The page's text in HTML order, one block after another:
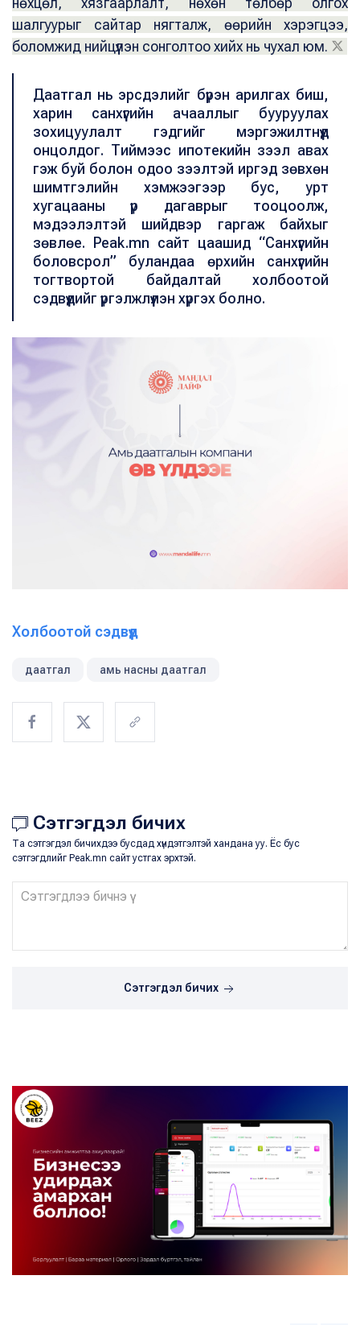
шалгуурыг сайтар нягталж, өөрийн хэрэгцээ,
боломжид нийцүүлэн сонголтоо хийх нь чухал юм.
Даатгал нь эрсдэлийг бүрэн арилгах биш,
харин санхүүгийн ачааллыг бууруулах
зохицуулалт гэдгийг мэргэжилтнүүд
онцолдог. Тиймээс ипотекийн зээл авах
гэж буй болон одоо зээлтэй иргэд зөвхөн
шимтгэлийн хэмжээгээр бус, урт
хугацааны үр дагаврыг тооцоолж,
мэдээлэлтэй шийдвэр гаргаж байхыг
зөвлөе. Peak.mn сайт цаашид “Санхүүгийн
боловсрол” буландаа өрхийн санхүүгийн
тогтвортой байдалтай холбоотой
сэдвүүдийг үргэлжлүүлэн хүргэх болно.
Холбоотой сэдвүүд
даатгал амь насны даатгал
Сэтгэгдэл бичих
Та сэтгэгдэл бичихдээ бусдад хүндэтгэлтэй хандана уу. Ёс бус
сэтгэгдлийг Peak.mn сайт устгах эрхтэй.
Сэтгэгдэл бичих